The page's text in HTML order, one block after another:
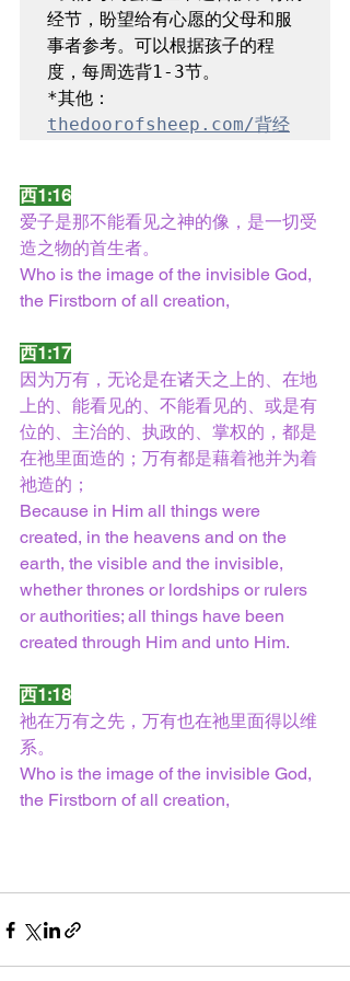
经节，盼望给有心愿的父母和服
事者参考。可以根据孩子的程
*其他：
thedoorofsheep.com/背经
西1:16
爱子是那不能看见之神的像，是一切受
造之物的首生者。
Who is the image of the invisible God,
the Firstborn of all creation,
西1:17
因为万有，无论是在诸天之上的、在地
上的、能看见的、不能看见的、或是有
位的、主治的、执政的、掌权的，都是
在祂里面造的；万有都是藉着祂并为着
祂造的；
Because in Him all things were
created, in the heavens and on the
earth, the visible and the invisible,
whether thrones or lordships or rulers
or authorities; all things have been
created through Him and unto Him.
西1:18
祂在万有之先，万有也在祂里面得以维
系。
Who is the image of the invisible God,
the Firstborn of all creation,